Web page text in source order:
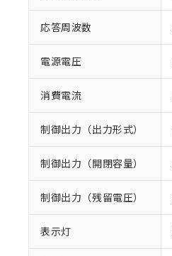
応答周波数
電源電圧
消費電流
制御出力（出力形式）
制御出力（開閉容量）
制御出力（残留電圧）
表示灯